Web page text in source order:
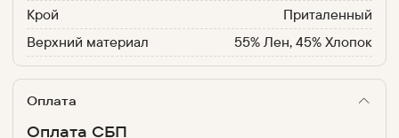
Крой
Приталенный
Верхний материал
55% Лен, 45% Хлопок
Оплата
Оплата СБП